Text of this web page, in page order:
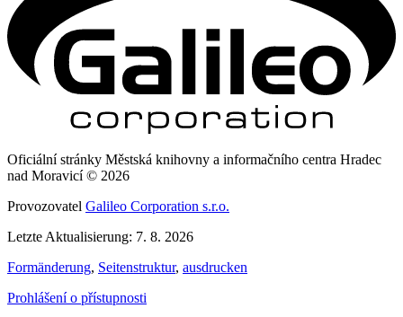
Oficiální stránky Městská knihovny a informačního centra Hradec
nad Moravicí © 2026
Provozovatel Galileo Corporation s.r.o.
Letzte Aktualisierung: 7. 8. 2026
Formänderung, Seitenstruktur, ausdrucken
Prohlášení o přístupnosti